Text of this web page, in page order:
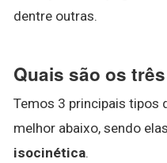
dentre outras.
Quais são os
Temos 3 principais tipos
melhor abaixo, sendo
isocinética.